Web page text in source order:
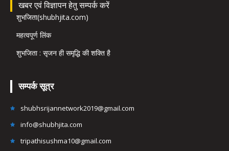
खबर एवं विज्ञापन हेतु सम्पर्क करें
शुभजिता(shubhjita.com)
महत्वपूर्ण लिंक
शुभजिता : सृजन ही समृद्धि की शक्ति है
सम्पर्क सूत्र
shubhsrijannetwork2019@gmail.com
info@shubhjita.com
tripathisushma10@gmail.com